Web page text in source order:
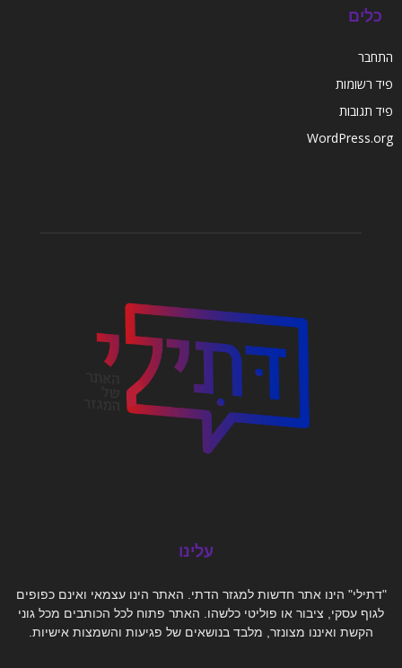
כלים
התחבר
פיד רשומות
פיד תגובות
WordPress.org
עלינו
"דתילי" הינו אתר חדשות למגזר הדתי. האתר הינו עצמאי ואינם כפופים
לגוף עסקי, ציבור או פוליטי כלשהו. האתר פתוח לכל הכותבים מכל גוני
הקשת ואיננו מצונזר, מלבד בנושאים של פגיעות והשמצות אישיות.